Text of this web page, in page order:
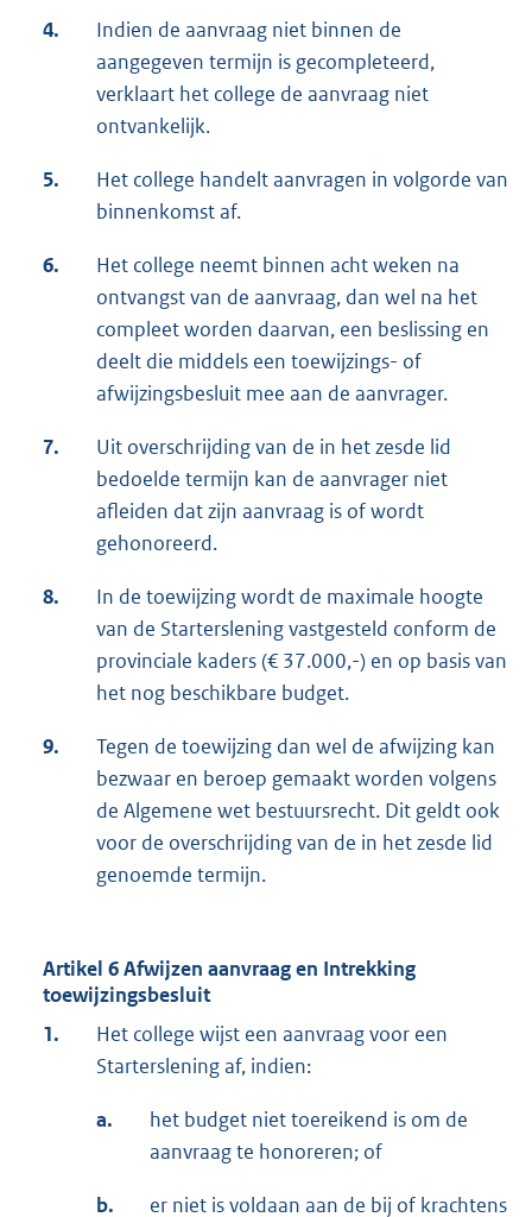
4.
Indien de aanvraag niet binnen de
aangegeven termijn is gecompleteerd,
verklaart het college de aanvraag niet
ontvankelijk.
5.
Het college handelt aanvragen in volgorde van
binnenkomst af.
6.
Het college neemt binnen acht weken na
ontvangst van de aanvraag, dan wel na het
compleet worden daarvan, een beslissing en
deelt die middels een toewijzings- of
afwijzingsbesluit mee aan de aanvrager.
7.
Uit overschrijding van de in het zesde lid
bedoelde termijn kan de aanvrager niet
afleiden dat zijn aanvraag is of wordt
gehonoreerd.
8.
In de toewijzing wordt de maximale hoogte
van de Starterslening vastgesteld conform de
provinciale kaders (€ 37.000,-) en op basis van
het nog beschikbare budget.
9.
Tegen de toewijzing dan wel de afwijzing kan
bezwaar en beroep gemaakt worden volgens
de Algemene wet bestuursrecht. Dit geldt ook
voor de overschrijding van de in het zesde lid
genoemde termijn.
Artikel 6 Afwijzen aanvraag en Intrekking
toewijzingsbesluit
1.
Het college wijst een aanvraag voor een
Starterslening af, indien:
a.
het budget niet toereikend is om de
aanvraag te honoreren; of
b. er niet is voldaan aan de bij of krachtens